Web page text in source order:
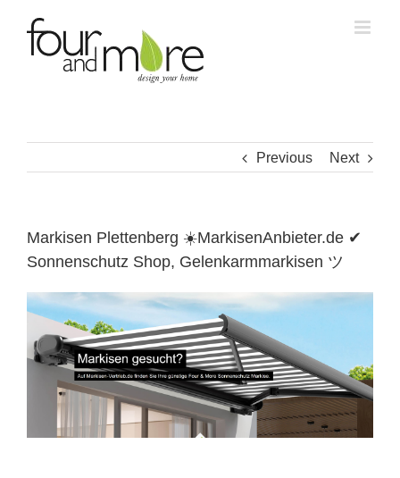
content
Previous Next
Markisen Plettenberg ☀️MarkisenAnbieter.de ✔
Sonnenschutz Shop, Gelenkarmmarkisen ツ